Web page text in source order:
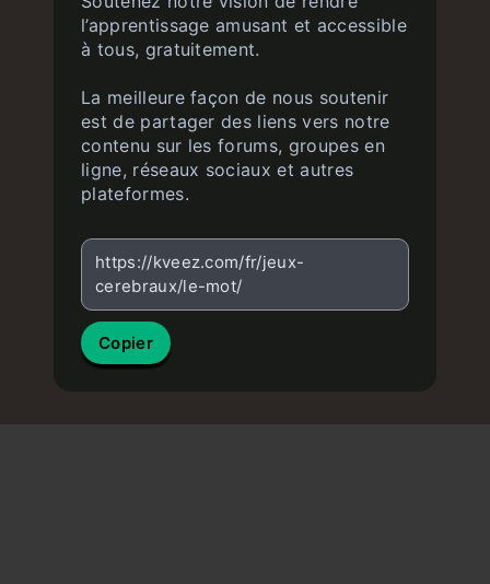
l’apprentissage amusant et accessible
à tous, gratuitement.
La meilleure façon de nous soutenir
est de partager des liens vers notre
contenu sur les forums, groupes en
ligne, réseaux sociaux et autres
plateformes.
https://kveez.com/fr/jeux-
cerebraux/le-mot/
Copier